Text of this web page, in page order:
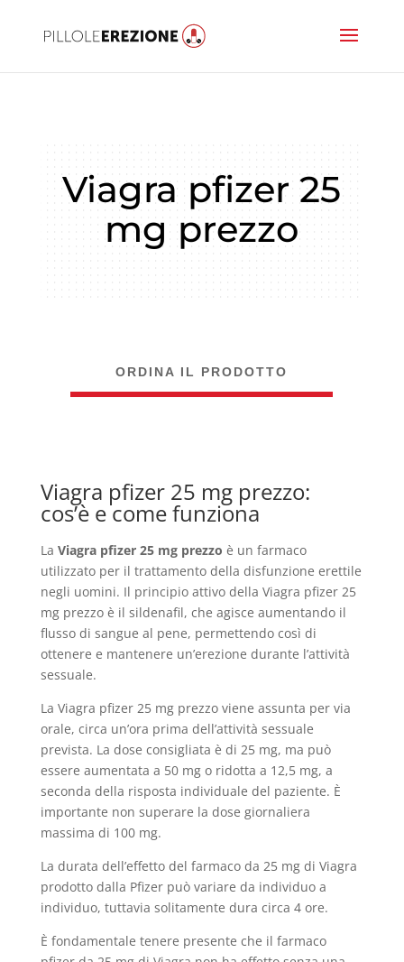
Viagra pfizer 25
mg prezzo
ORDINA IL PRODOTTO
Viagra pfizer 25 mg prezzo:
cos’è e come funziona
La Viagra pfizer 25 mg prezzo è un farmaco
utilizzato per il trattamento della disfunzione erettile
negli uomini. Il principio attivo della Viagra pfizer 25
mg prezzo è il sildenafil, che agisce aumentando il
flusso di sangue al pene, permettendo così di
ottenere e mantenere un’erezione durante l’attività
sessuale.
La Viagra pfizer 25 mg prezzo viene assunta per via
orale, circa un’ora prima dell’attività sessuale
prevista. La dose consigliata è di 25 mg, ma può
essere aumentata a 50 mg o ridotta a 12,5 mg, a
seconda della risposta individuale del paziente. È
importante non superare la dose giornaliera
massima di 100 mg.
La durata dell’effetto del farmaco da 25 mg di Viagra
prodotto dalla Pfizer può variare da individuo a
individuo, tuttavia solitamente dura circa 4 ore.
È fondamentale tenere presente che il farmaco